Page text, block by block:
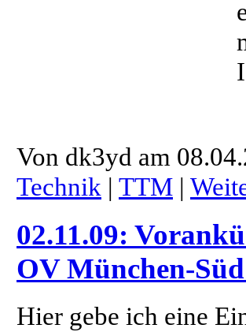
Von dk3yd am
Technik | TTM |
02.11.09:
OV München-
Hier gebe ich eine